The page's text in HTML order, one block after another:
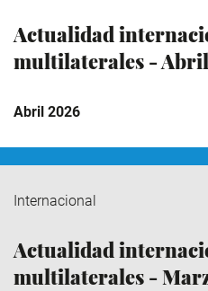
Actualidad
multilaterales -
Abril 2026
Internacional
Actualidad
multilaterales -